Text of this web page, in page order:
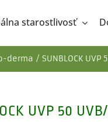
starostlivosť
derma SUNBLOCK UVP
UVP 50